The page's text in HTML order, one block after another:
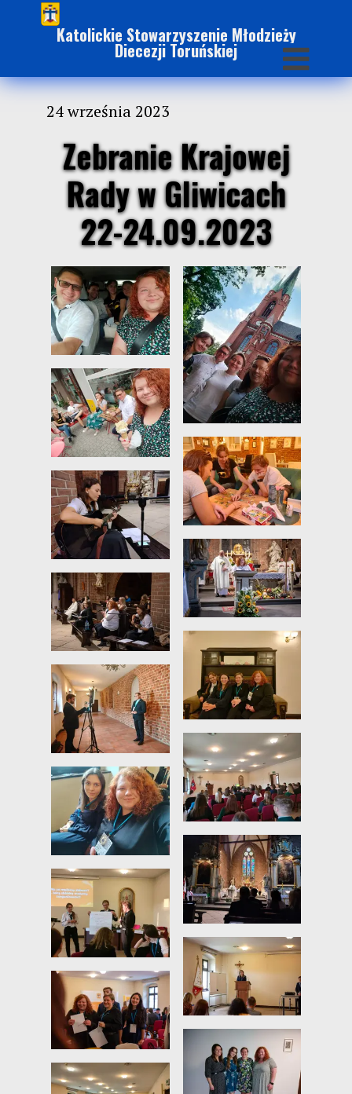
Katolickie Stowarzyszenie Młodzieży
Diecezji Toruńskiej
24 września 2023
Zebranie Krajowej
Rady w Gliwicach
22-24.09.2023